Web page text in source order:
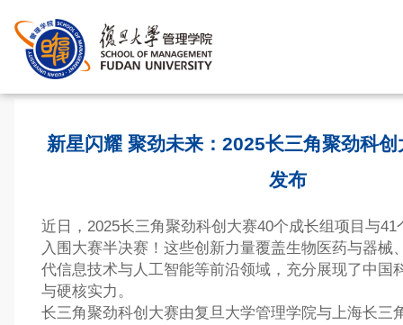
新星闪耀 聚劲未来：2025长三角聚劲科
发布
近日，2025长三角聚劲科创大赛40个成长组项目与
入围大赛半决赛！这些创新力量覆盖生物医药与器械
代信息技术与人工智能等前沿领域，充分展现了中国
与硬核实力。
长三角聚劲科创大赛由复旦大学管理学院与上海长三